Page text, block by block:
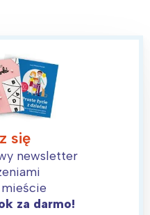
się
newsletter
za darmo!